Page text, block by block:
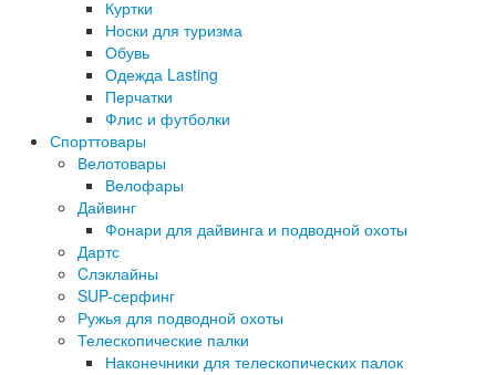
Куртки
Носки для туризма
Обувь
Одежда Lasting
Перчатки
Флис и футболки
Спорттовары
Велотовары
Велофары
Дайвинг
Фонари для дайвинга и подводной охоты
Дартс
Cлэклайны
SUP-серфинг
Ружья для подводной охоты
Телескопические палки
Наконечники для телескопических палок